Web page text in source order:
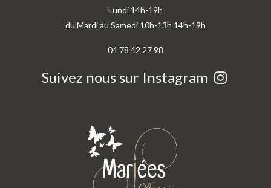
Lundi 14h-19h
du Mardi au Samedi 10h-13h 14h-19h
04 78 42 27 98
Suivez nous sur Instagram